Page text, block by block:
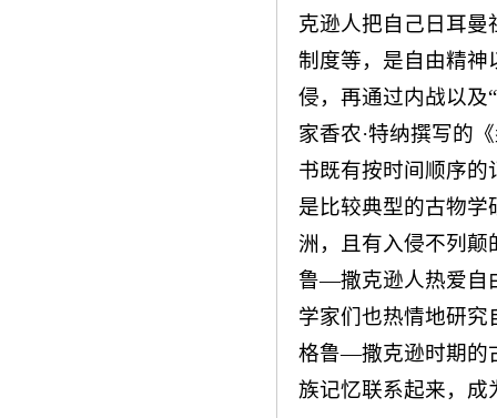
克逊人把自己日耳
制度等，是自由精神
侵，再通过内战以及
家香农·特纳撰写的
书既有按时间顺序
是比较典型的古物
洲，且有入侵不列
鲁—撒克逊人热爱自
学家们也热情地研
格鲁—撒克逊时期的
族记忆联系起来，成